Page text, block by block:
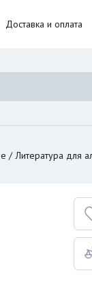
Доставка и оплата
Литература для